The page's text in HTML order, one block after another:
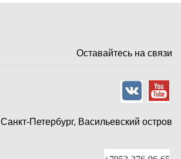
Оставайтесь на связи
Санкт-Петербург, Васильевский остров